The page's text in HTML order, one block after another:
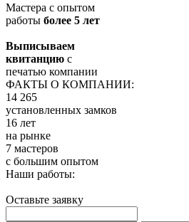
Мастера с опытом
работы более 5 лет
Выписываем
квитанцию с
печатью компании
ФАКТЫ О КОМПАНИИ:
14 265
установленных замков
16 лет
на рынке
7 мастеров
с большим опытом
Наши работы:
Оставьте заявку